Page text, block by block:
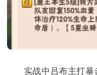
实战中吕布主打